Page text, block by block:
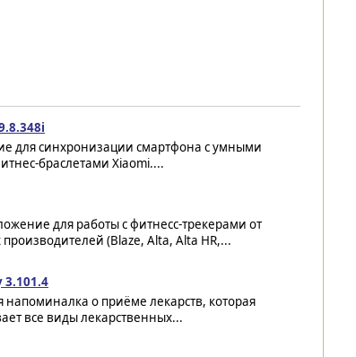
для синхронизации смартфона с умными
браслетами Xiaomi....
для работы с фитнесс-трекерами от
(Blaze, Alta, Alta HR,...
3.101.4
о приёме лекарств, которая
все виды лекарственных...